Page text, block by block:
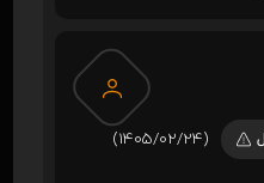
(1405/02/24)